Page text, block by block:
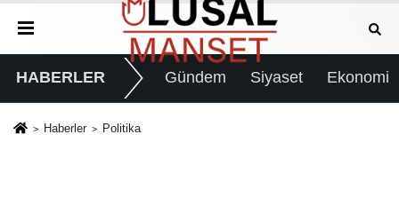
HABERLER Gündem Siyaset Ekonomi
Haberler Politika